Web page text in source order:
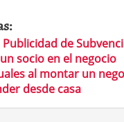
de
socio en el negocio
al montar un
desde casa